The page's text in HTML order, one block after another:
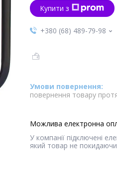
Купити з
+380 (68) 489-79-98
повернення товару
У компанії підключені
який товар не